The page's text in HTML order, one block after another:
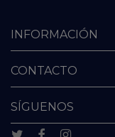
INFORMACIÓN
CONTACTO
SÍGUENOS